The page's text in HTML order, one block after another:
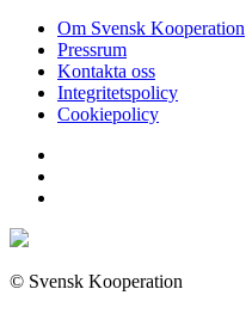
Om Svensk Kooperation
Pressrum
Kontakta oss
Integritetspolicy
Cookiepolicy
© Svensk Kooperation